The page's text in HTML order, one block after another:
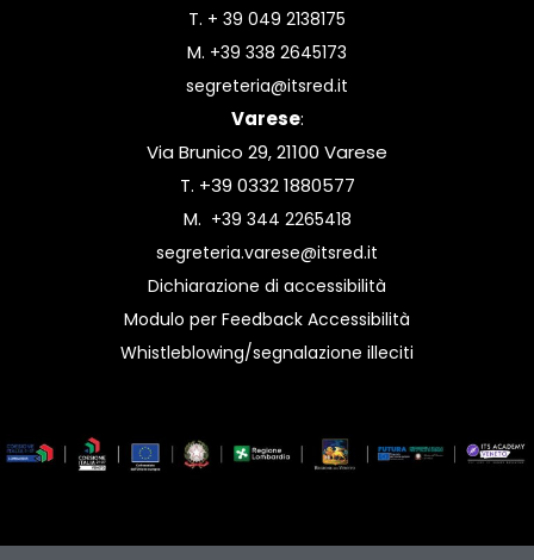
T. + 39 049 2138175
M. +39 338 2645173
segreteria@itsred.it
Varese:
Via Brunico 29, 21100 Varese
T. +39 0332 1880577
M. +39 344 2265418
segreteria.varese@itsred.it
Dichiarazione di accessibilità
Modulo per Feedback Accessibilità
Whistleblowing/segnalazione illeciti